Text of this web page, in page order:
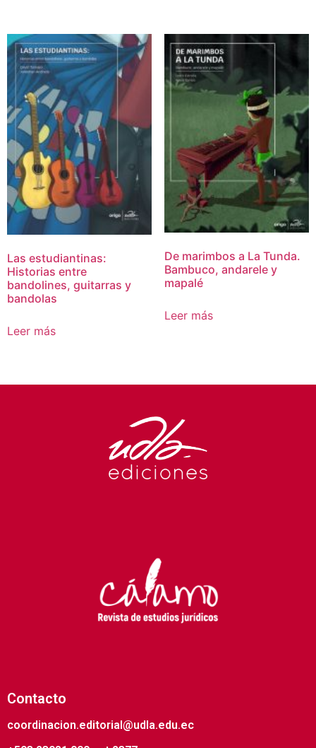
Las estudiantinas:
Historias entre
bandolines, guitarras y
bandolas
Leer más
De marimbos a La Tunda.
Bambuco, andarele y
mapalé
Leer más
Contacto
coordinacion.editorial@udla.edu.ec